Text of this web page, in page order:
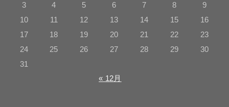
3
4 5 6 7 8
9
10
11 12 13 14 15
16
17
18 19 20 21 22
23
24
25 26 27 28 29
30
31
« 12月